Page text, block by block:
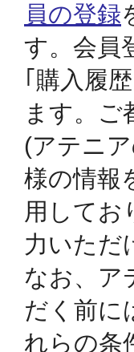
スキン
4. アテ
につい
5. お支
6. 配送
員の登録
す。会員
｢購入履
ます。ご
(アテニ
様の情報
用してお
力いただ
なお、ア
だく前に
れらの条